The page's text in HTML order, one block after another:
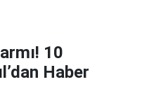
10
Haber